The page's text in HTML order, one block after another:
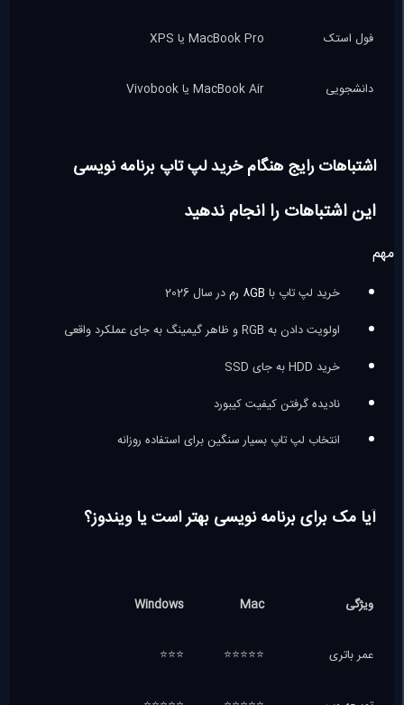
فول استک MacBook Pro یا XPS
دانشجویی MacBook Air یا Vivobook
اشتباهات رایج هنگام خرید لپ تاپ برنامه نویسی
این اشتباهات را انجام ندهید
مهم
خرید لپ تاپ با 8GB رم
در سال 2026
اولویت دادن به RGB و ظاهر گیمینگ به جای عملکرد واقعی
خرید HDD به جای SSD
نادیده گرفتن کیفیت کیبورد
انتخاب لپ تاپ بسیار سنگین برای استفاده روزانه
آیا مک برای برنامه نویسی بهتر است یا ویندوز؟
ویژگی Mac
Windows
عمر باتری ⭐⭐⭐⭐⭐
⭐⭐⭐